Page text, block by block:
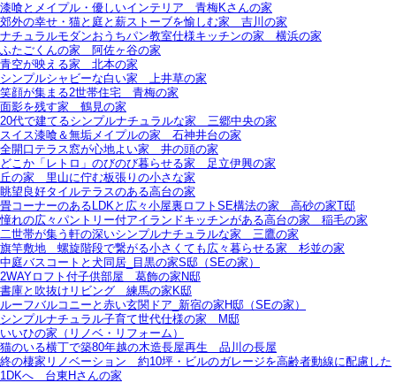
漆喰とメイプル・優しいインテリア＿青梅Kさんの家
郊外の幸せ・猫と庭と薪ストーブを愉しむ家＿吉川の家
ナチュラルモダンおうちパン教室仕様キッチンの家＿横浜の家
ふたごくんの家＿阿佐ヶ谷の家
青空が映える家＿北本の家
シンプルシャビーな白い家＿上井草の家
笑顔が集まる2世帯住宅＿青梅の家
面影を残す家＿鶴見の家
20代で建てるシンプルナチュラルな家＿三郷中央の家
スイス漆喰＆無垢メイプルの家＿石神井台の家
全開口テラス窓が心地よい家＿井の頭の家
どこか「レトロ」のびのび暮らせる家＿足立伊興の家
丘の家＿里山に佇む板張りの小さな家
眺望良好タイルテラスのある高台の家
畳コーナーのあるLDKと広々小屋裏ロフトSE構法の家＿高砂の家T邸
憧れの広々パントリー付アイランドキッチンがある高台の家＿稲毛の家
二世帯が集う軒の深いシンプルナチュラルな家＿三鷹の家
旗竿敷地＿螺旋階段で繋がる小さくても広々暮らせる家＿杉並の家
中庭バスコートと犬同居_目黒の家S邸（SEの家）
2WAYロフト付子供部屋＿葛飾の家N邸
書庫と吹抜けリビング 練馬の家K邸
ルーフバルコニーと赤い玄関ドア_新宿の家H邸（SEの家）
シンプルナチュラル子育て世代仕様の家 M邸
いいひの家（リノベ・リフォーム）
猫のいる横丁で築80年越の木造長屋再生＿品川の長屋
終の棲家リノベーション＿約10坪・ビルのガレージを高齢者動線に配慮した
1DKへ＿台東Hさんの家